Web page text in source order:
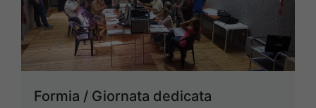
Formia / Giornata dedicata